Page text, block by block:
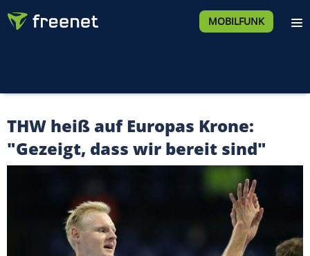
MOBILFUNK
THW heiß auf Europas Krone:
"Gezeigt, dass wir bereit sind"